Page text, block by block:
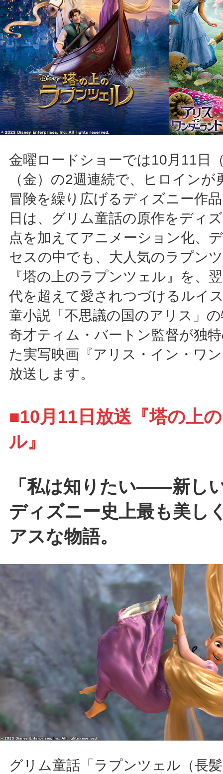
金曜ロードショーでは10月11日
（金）の2週連続で、ヒロイン
冒険を繰り広げるディズニー作
日は、グリム童話の原作をディ
点を加えてアニメーション化、
セスの中でも、大人気のラプン
『塔の上のラプンツェル』を、
代を超えて愛されつづけるルイ
童小説「不思議の国のアリス」
奇才ティム・バートン監督が独
た実写映画『アリス・イン・ワ
放送します。
■10月11日放送『塔の上
ル』
「私は知りたい――新し
ディズニー史上最も美し
アスな物語。
グリム童話「ラプンツェル（長